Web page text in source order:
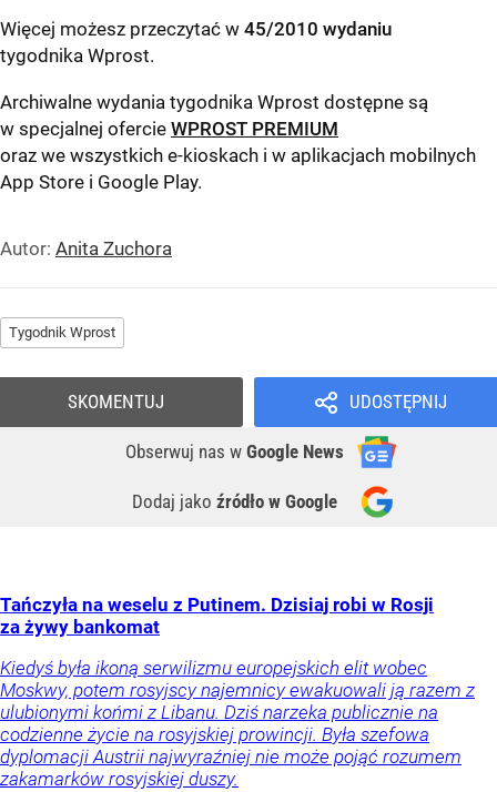
Więcej możesz przeczytać w 45/2010 wydaniu
tygodnika Wprost.
Archiwalne wydania tygodnika Wprost dostępne są
w specjalnej ofercie WPROST PREMIUM
oraz we wszystkich e-kioskach i w aplikacjach mobilnych
App Store i Google Play.
Autor: Anita Zuchora
Tygodnik Wprost
UDOSTĘPNIJ
Obserwuj nas w Google News
Dodaj jako źródło w Google
SKOMENTUJ
Tańczyła na weselu z Putinem. Dzisiaj robi w Rosji
za żywy bankomat
Kiedyś była ikoną serwilizmu europejskich elit wobec
Moskwy, potem rosyjscy najemnicy ewakuowali ją razem z
ulubionymi końmi z Libanu. Dziś narzeka publicznie na
codzienne życie na rosyjskiej prowincji. Była szefowa
dyplomacji Austrii najwyraźniej nie może pojąć rozumem
zakamarków rosyjskiej duszy.